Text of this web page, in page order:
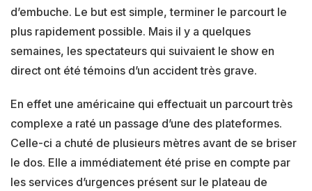
d’embuche. Le but est simple, terminer le parcourt le
plus rapidement possible. Mais il y a quelques
semaines, les spectateurs qui suivaient le show en
direct ont été témoins d’un accident très grave.
En effet une américaine qui effectuait un parcourt très
complexe a raté un passage d’une des plateformes.
Celle-ci a chuté de plusieurs mètres avant de se briser
le dos. Elle a immédiatement été prise en compte par
les services d’urgences présent sur le plateau de